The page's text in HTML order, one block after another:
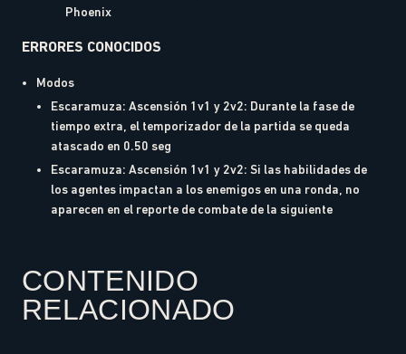
Phoenix
ERRORES CONOCIDOS
Modos
Escaramuza: Ascensión 1v1 y 2v2: Durante la fase de
tiempo extra, el temporizador de la partida se queda
atascado en 0.50 seg
Escaramuza: Ascensión 1v1 y 2v2: Si las habilidades de
los agentes impactan a los enemigos en una ronda, no
aparecen en el reporte de combate de la siguiente
CONTENIDO
RELACIONADO